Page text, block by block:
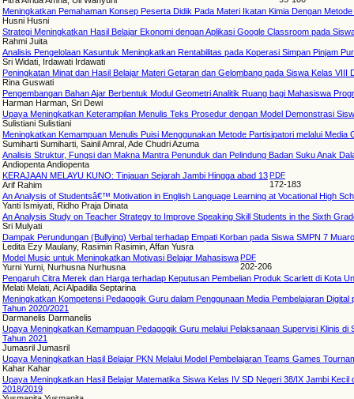
Meningkatkan Pemahaman Konsep Peserta Didik Pada Materi Ikatan Kimia Dengan
Husni Husni
Strategi Meningkatkan Hasil Belajar Ekonomi dengan Aplikasi Google Classroom pada
Rahmi Juita
Analisis Pengelolaan Kasuntuk Meningkatkan Rentabilitas pada Koperasi Simpan Pinjam
Sri Widati, Irdawati Irdawati
Peningkatan Minat dan Hasil Belajar Materi Getaran dan Gelombang pada Siswa Kelas VIII
Rina Guswati
Pengembangan Bahan Ajar Berbentuk Modul Geometri Analitik Ruang bagi Mahasiswa
Harman Harman, Sri Dewi
Upaya Meningkatkan Keterampilan Menulis Teks Prosedur dengan Model Demonstrasi
Sulistiani Sulistiani
Meningkatkan Kemampuan Menulis Puisi Menggunakan Metode Partisipatori melalui
Sumiharti Sumiharti, Sainil Amral, Ade Chudri Azuma
Analisis Struktur, Fungsi dan Makna Mantra Penunduk dan Pelindung Badan Suku Anak
Andiopenta Andiopenta
KERAJAAN MELAYU KUNO: Tinjauan Sejarah Jambi Hingga abad 13
Arif Rahim
PDF
172-183
An Analysis of Studentsâ€™ Motivation in English Language Learning at Vocational High
Yanti Ismiyati, Ridho Praja Dinata
An Analysis Study on Teacher Strategy to Improve Speaking Skill Students in the Sixth
Sri Mulyati
Dampak Perundungan (Bullying) Verbal terhadap Empati Korban pada Siswa SMPN 7
Ledita Ezy Maulany, Rasimin Rasimin, Affan Yusra
Model Music untuk Meningkatkan Motivasi Belajar Mahasiswa
Yurni Yurni, Nurhusna Nurhusna
PDF
202-206
Pengaruh Citra Merek dan Harga terhadap Keputusan Pembelian Produk Scarlett di Kota
Melati Melati, Aci Alpadilla Septarina
Meningkatkan Kompetensi Pedagogik Guru dalam Penggunaan Media Pembelajaran
Tahun 2020/2021
Darmanelis Darmanelis
Upaya Meningkatkan Kemampuan Pedagogik Guru melalui Pelaksanaan Supervisi Klinis
Tahun 2021
Jumasril Jumasril
Upaya Meningkatkan Hasil Belajar PKN Melalui Model Pembelajaran Teams Games
Kahar Kahar
Upaya Meningkatkan Hasil Belajar Matematika Siswa Kelas IV SD Negeri 38/IX Jambi
2018/2019